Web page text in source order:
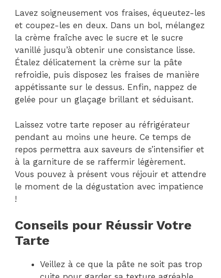
Lavez soigneusement vos fraises, équeutez-les
et coupez-les en deux. Dans un bol, mélangez
la crème fraîche avec le sucre et le sucre
vanillé jusqu’à obtenir une consistance lisse.
Étalez délicatement la crème sur la pâte
refroidie, puis disposez les fraises de manière
appétissante sur le dessus. Enfin, nappez de
gelée pour un glaçage brillant et séduisant.
Laissez votre tarte reposer au réfrigérateur
pendant au moins une heure. Ce temps de
repos permettra aux saveurs de s’intensifier et
à la garniture de se raffermir légèrement.
Vous pouvez à présent vous réjouir et attendre
le moment de la dégustation avec impatience
!
Conseils pour Réussir Votre
Tarte
Veillez à ce que la pâte ne soit pas trop